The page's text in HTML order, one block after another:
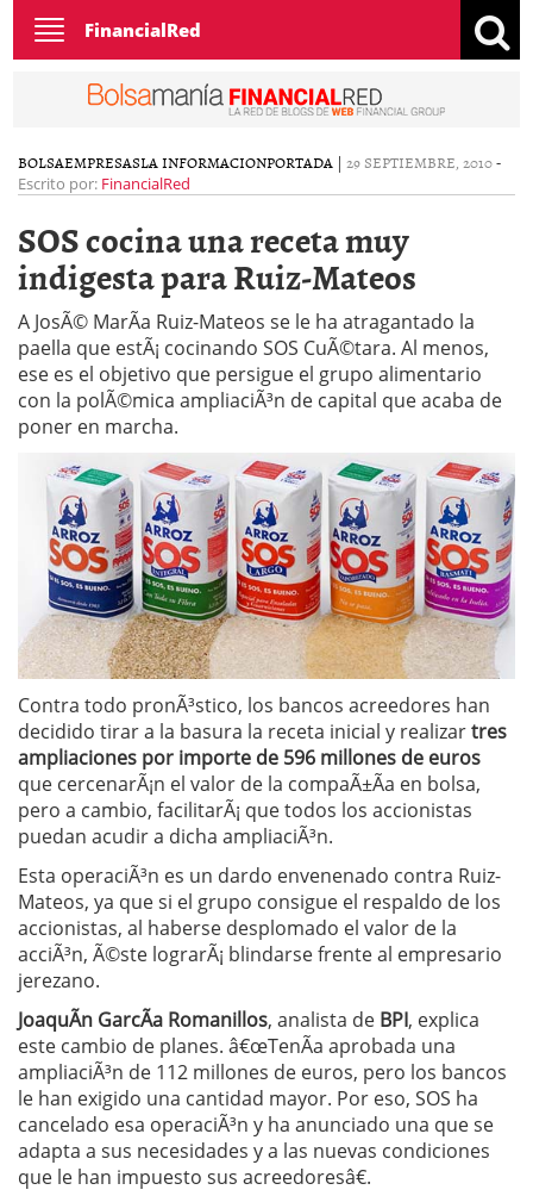
Toggle
navigation
FinancialRed
BOLSAEMPRESASLA INFORMACIONPORTADA | 29 SEPTIEMBRE, 2010-
Escrito por: FinancialRed
SOS cocina una receta muy
indigesta para Ruiz-Mateos
A JosÃ© MarÃ­a Ruiz-Mateos se le ha atragantado la
paella que estÃ¡ cocinando SOS CuÃ©tara. Al menos,
ese es el objetivo que persigue el grupo alimentario
con la polÃ©mica ampliaciÃ³n de capital que acaba de
poner en marcha.
Contra todo pronÃ³stico, los bancos acreedores han
decidido tirar a la basura la receta inicial y realizartres
ampliaciones por importe de 596 millones de euros
que cercenarÃ¡n el valor de la compaÃ±Ã­a en bolsa,
pero a cambio, facilitarÃ¡ que todos los accionistas
puedan acudir a dicha ampliaciÃ³n.
Esta operaciÃ³n es un dardo envenenado contra Ruiz-
Mateos, ya que si el grupo consigue el respaldo de los
accionistas, al haberse desplomado el valor de la
acciÃ³n, Ã©ste lograrÃ¡ blindarse frente al empresario
jerezano.
JoaquÃ­n GarcÃ­a Romanillos, analista de BPI, explica
este cambio de planes. â€œTenÃ­a aprobada una
ampliaciÃ³n de 112 millones de euros, pero los bancos
le han exigido una cantidad mayor. Por eso, SOS ha
cancelado esa operaciÃ³n y ha anunciado una que se
adapta a sus necesidades y a las nuevas condiciones
que le han impuesto sus acreedoresâ€.